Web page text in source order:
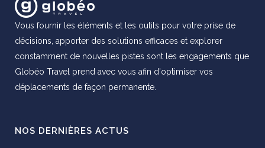
Vous fournir les éléments et les outils pour votre prise de
décisions, apporter des solutions efficaces et explorer
constamment de nouvelles pistes sont les engagements que
Globéo Travel prend avec vous afin d'optimiser vos
déplacements de façon permanente.
NOS DERNIÈRES ACTUS